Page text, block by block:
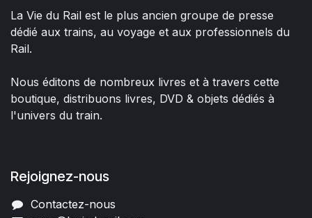
La Vie du Rail est le plus ancien groupe de presse
dédié aux trains, au voyage et aux professionnels du
Rail.
Nous éditons de nombreux livres et à travers cette
boutique, distribuons livres, DVD & objets dédiés à
l'univers du train.
Rejoignez-nous
Contactez-nous